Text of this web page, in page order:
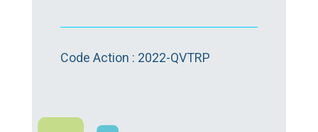
Code Action : 2022-QVTRP